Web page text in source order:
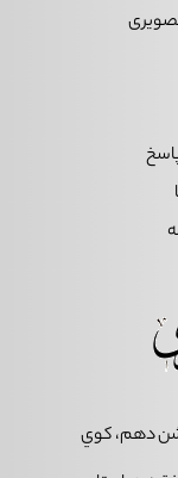
دهم، کوي